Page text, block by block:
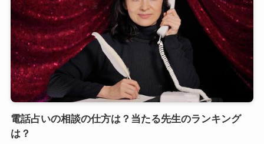
電話占いの相談の仕方は？当たる先生のランキング
は？